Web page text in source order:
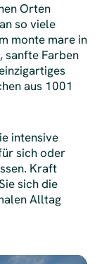
Orten
so viele
monte mare in
sanfte Farben
aus 1001
intensive
sich oder
Kraft
sich die
Alltag